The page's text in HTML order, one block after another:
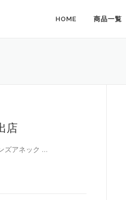
HOME 商品一覧
店
ズアネック …